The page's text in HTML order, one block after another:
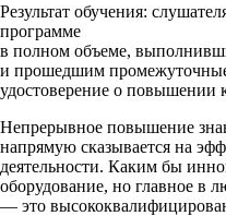
Результат обучения:
программе
в полном объеме,
и прошедшим
удостоверение о повышении
Непрерывное повышение
напрямую сказывается на
деятельности. Каким бы
оборудование, но главное в
— это